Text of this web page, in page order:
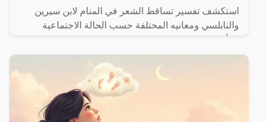
استكشف تفسير تساقط الشعر في المنام لابن سيرين
والنابلسي ومعانيه المختلفة حسب الحالة الاجتماعية